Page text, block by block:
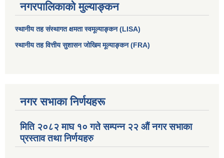
नगरपालिकाको मुल्याङ्कन
स्थानीय तह संस्थागत क्षमता स्वमूल्याङ्कन (LISA)
स्थानीय तह वित्तीय सुशासन जोखिम मूल्याङ्कन (FRA)
नगर सभाका निर्णयहरू
मिति २०८२ माघ १० गते सम्पन्न २२ औं नगर सभाका
प्रस्ताव तथा निर्णयहरु